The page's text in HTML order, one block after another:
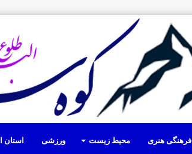
فرهنگی هنری محیط زیست ورزشی استان